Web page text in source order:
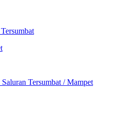
Tersumbat / Mampet